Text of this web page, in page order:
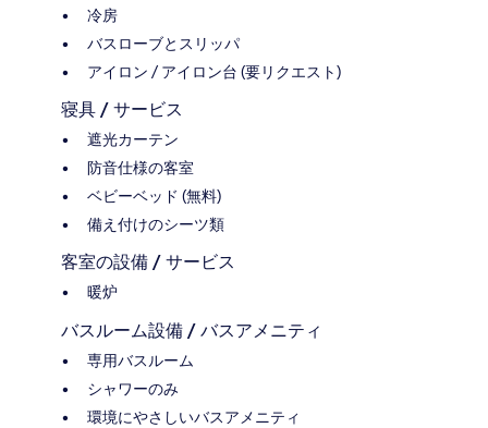
冷房
バスローブとスリッパ
アイロン / アイロン台 (要リクエスト)
寝具 / サービス
遮光カーテン
防音仕様の客室
ベビーベッド (無料)
備え付けのシーツ類
客室の設備 / サービス
暖炉
バスルーム設備 / バスアメニティ
専用バスルーム
シャワーのみ
環境にやさしいバスアメニティ